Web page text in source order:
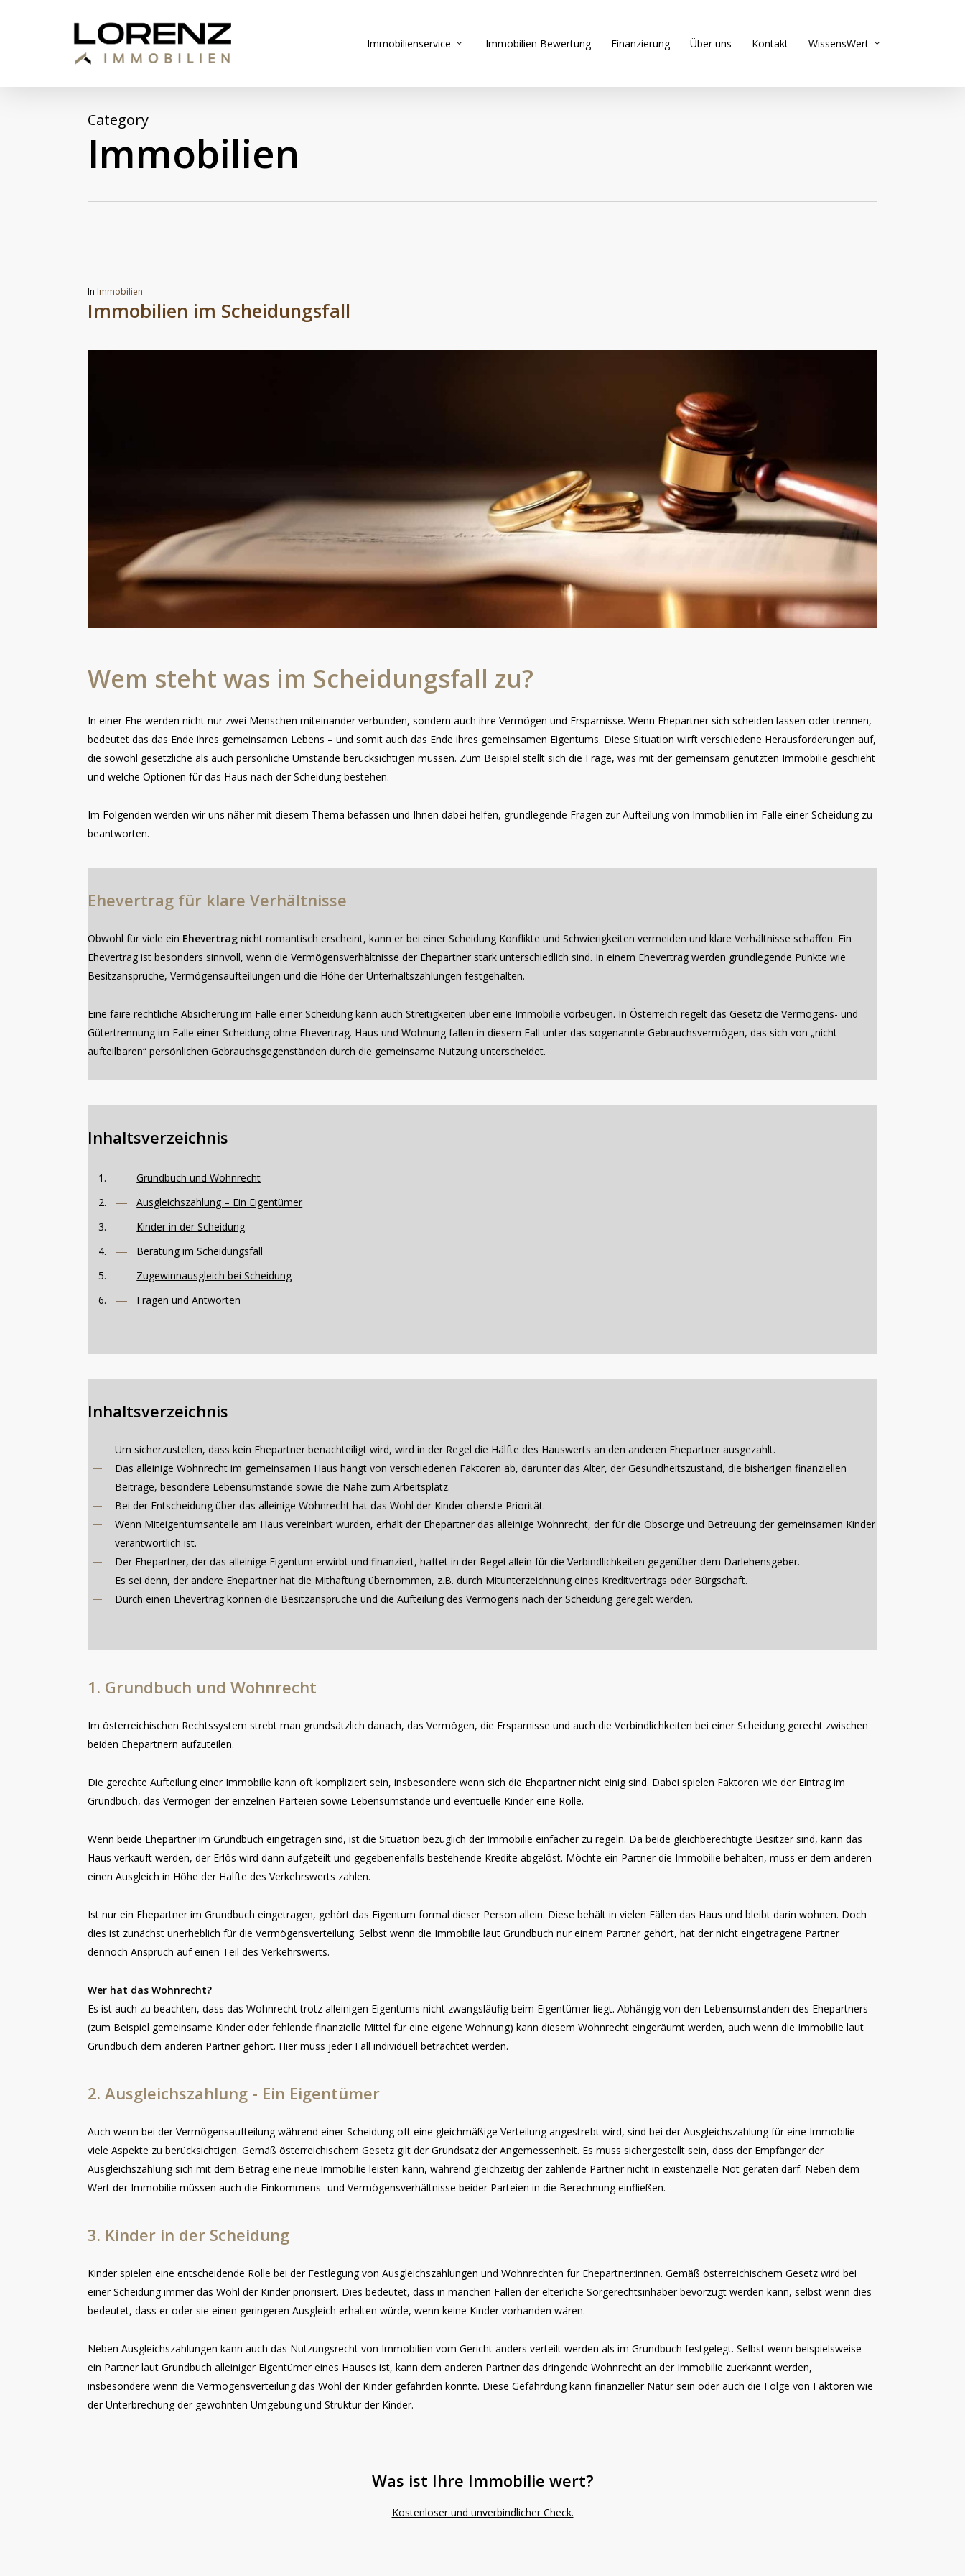
Immobilienservice Immobilien Bewertung Finanzierung Über uns Kontakt WissensWert
Category
Immobilien
In Immobilien
Immobilien im Scheidungsfall
Wem steht was im Scheidungsfall zu?
In einer Ehe werden nicht nur zwei Menschen miteinander verbunden, sondern auch ihre Vermögen und Ersparnisse. Wenn Ehepartner sich scheiden lassen oder trennen,
bedeutet das das Ende ihres gemeinsamen Lebens – und somit auch das Ende ihres gemeinsamen Eigentums. Diese Situation wirft verschiedene Herausforderungen auf,
die sowohl gesetzliche als auch persönliche Umstände berücksichtigen müssen. Zum Beispiel stellt sich die Frage, was mit der gemeinsam genutzten Immobilie geschieht
und welche Optionen für das Haus nach der Scheidung bestehen.
Im Folgenden werden wir uns näher mit diesem Thema befassen und Ihnen dabei helfen, grundlegende Fragen zur Aufteilung von Immobilien im Falle einer Scheidung zu
beantworten.
Ehevertrag für klare Verhältnisse
Obwohl für viele ein Ehevertrag nicht romantisch erscheint, kann er bei einer Scheidung Konflikte und Schwierigkeiten vermeiden und klare Verhältnisse schaffen. Ein
Ehevertrag ist besonders sinnvoll, wenn die Vermögensverhältnisse der Ehepartner stark unterschiedlich sind. In einem Ehevertrag werden grundlegende Punkte wie
Besitzansprüche, Vermögensaufteilungen und die Höhe der Unterhaltszahlungen festgehalten.
Eine faire rechtliche Absicherung im Falle einer Scheidung kann auch Streitigkeiten über eine Immobilie vorbeugen. In Österreich regelt das Gesetz die Vermögens- und
Gütertrennung im Falle einer Scheidung ohne Ehevertrag. Haus und Wohnung fallen in diesem Fall unter das sogenannte Gebrauchsvermögen, das sich von „nicht
aufteilbaren“ persönlichen Gebrauchsgegenständen durch die gemeinsame Nutzung unterscheidet.
Inhaltsverzeichnis
Grundbuch und Wohnrecht
Ausgleichszahlung – Ein Eigentümer
Kinder in der Scheidung
Beratung im Scheidungsfall
Zugewinnausgleich bei Scheidung
Fragen und Antworten
Inhaltsverzeichnis
Um sicherzustellen, dass kein Ehepartner benachteiligt wird, wird in der Regel die Hälfte des Hauswerts an den anderen Ehepartner ausgezahlt.
Das alleinige Wohnrecht im gemeinsamen Haus hängt von verschiedenen Faktoren ab, darunter das Alter, der Gesundheitszustand, die bisherigen finanziellen
Beiträge, besondere Lebensumstände sowie die Nähe zum Arbeitsplatz.
Bei der Entscheidung über das alleinige Wohnrecht hat das Wohl der Kinder oberste Priorität.
Wenn Miteigentumsanteile am Haus vereinbart wurden, erhält der Ehepartner das alleinige Wohnrecht, der für die Obsorge und Betreuung der gemeinsamen Kinder
verantwortlich ist.
Der Ehepartner, der das alleinige Eigentum erwirbt und finanziert, haftet in der Regel allein für die Verbindlichkeiten gegenüber dem Darlehensgeber.
Es sei denn, der andere Ehepartner hat die Mithaftung übernommen, z.B. durch Mitunterzeichnung eines Kreditvertrags oder Bürgschaft.
Durch einen Ehevertrag können die Besitzansprüche und die Aufteilung des Vermögens nach der Scheidung geregelt werden.
1. Grundbuch und Wohnrecht
Im österreichischen Rechtssystem strebt man grundsätzlich danach, das Vermögen, die Ersparnisse und auch die Verbindlichkeiten bei einer Scheidung gerecht zwischen
beiden Ehepartnern aufzuteilen.
Die gerechte Aufteilung einer Immobilie kann oft kompliziert sein, insbesondere wenn sich die Ehepartner nicht einig sind. Dabei spielen Faktoren wie der Eintrag im
Grundbuch, das Vermögen der einzelnen Parteien sowie Lebensumstände und eventuelle Kinder eine Rolle.
Wenn beide Ehepartner im Grundbuch eingetragen sind, ist die Situation bezüglich der Immobilie einfacher zu regeln. Da beide gleichberechtigte Besitzer sind, kann das
Haus verkauft werden, der Erlös wird dann aufgeteilt und gegebenenfalls bestehende Kredite abgelöst. Möchte ein Partner die Immobilie behalten, muss er dem anderen
einen Ausgleich in Höhe der Hälfte des Verkehrswerts zahlen.
Ist nur ein Ehepartner im Grundbuch eingetragen, gehört das Eigentum formal dieser Person allein. Diese behält in vielen Fällen das Haus und bleibt darin wohnen. Doch
dies ist zunächst unerheblich für die Vermögensverteilung. Selbst wenn die Immobilie laut Grundbuch nur einem Partner gehört, hat der nicht eingetragene Partner
dennoch Anspruch auf einen Teil des Verkehrswerts.
Wer hat das Wohnrecht?
Es ist auch zu beachten, dass das Wohnrecht trotz alleinigen Eigentums nicht zwangsläufig beim Eigentümer liegt. Abhängig von den Lebensumständen des Ehepartners
(zum Beispiel gemeinsame Kinder oder fehlende finanzielle Mittel für eine eigene Wohnung) kann diesem Wohnrecht eingeräumt werden, auch wenn die Immobilie laut
Grundbuch dem anderen Partner gehört. Hier muss jeder Fall individuell betrachtet werden.
2. Ausgleichszahlung - Ein Eigentümer
Auch wenn bei der Vermögensaufteilung während einer Scheidung oft eine gleichmäßige Verteilung angestrebt wird, sind bei der Ausgleichszahlung für eine Immobilie
viele Aspekte zu berücksichtigen. Gemäß österreichischem Gesetz gilt der Grundsatz der Angemessenheit. Es muss sichergestellt sein, dass der Empfänger der
Ausgleichszahlung sich mit dem Betrag eine neue Immobilie leisten kann, während gleichzeitig der zahlende Partner nicht in existenzielle Not geraten darf. Neben dem
Wert der Immobilie müssen auch die Einkommens- und Vermögensverhältnisse beider Parteien in die Berechnung einfließen.
3. Kinder in der Scheidung
Kinder spielen eine entscheidende Rolle bei der Festlegung von Ausgleichszahlungen und Wohnrechten für Ehepartner:innen. Gemäß österreichischem Gesetz wird bei
einer Scheidung immer das Wohl der Kinder priorisiert. Dies bedeutet, dass in manchen Fällen der elterliche Sorgerechtsinhaber bevorzugt werden kann, selbst wenn dies
bedeutet, dass er oder sie einen geringeren Ausgleich erhalten würde, wenn keine Kinder vorhanden wären.
Neben Ausgleichszahlungen kann auch das Nutzungsrecht von Immobilien vom Gericht anders verteilt werden als im Grundbuch festgelegt. Selbst wenn beispielsweise
ein Partner laut Grundbuch alleiniger Eigentümer eines Hauses ist, kann dem anderen Partner das dringende Wohnrecht an der Immobilie zuerkannt werden,
insbesondere wenn die Vermögensverteilung das Wohl der Kinder gefährden könnte. Diese Gefährdung kann finanzieller Natur sein oder auch die Folge von Faktoren wie
der Unterbrechung der gewohnten Umgebung und Struktur der Kinder.
Was ist Ihre Immobilie wert?
Kostenloser und unverbindlicher Check.